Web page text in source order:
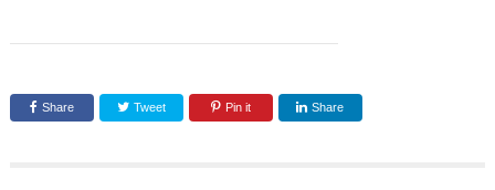
Share Tweet Pin it Share